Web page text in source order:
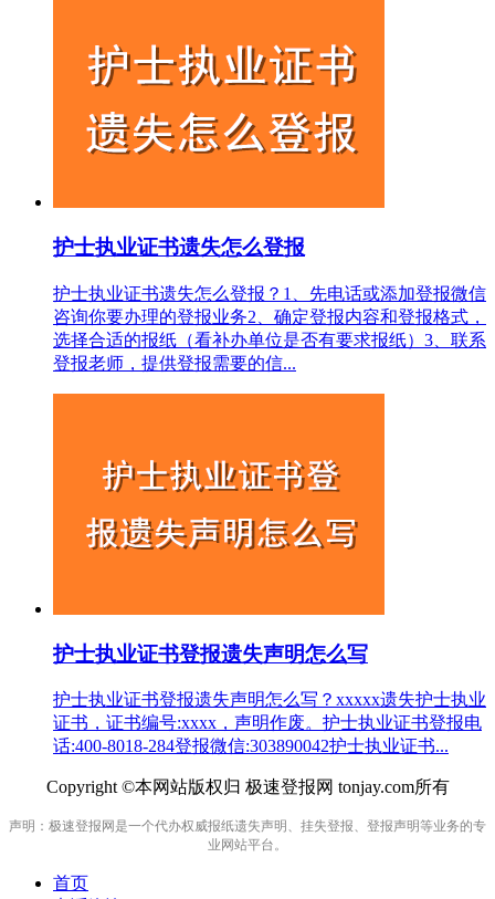
护士执业证书遗失怎么登报
护士执业证书遗失怎么登报？1、先电话或添加登报微信
咨询你要办理的登报业务2、确定登报内容和登报格式，
选择合适的报纸（看补办单位是否有要求报纸）3、联系
登报老师，提供登报需要的信...
护士执业证书登报遗失声明怎么写
护士执业证书登报遗失声明怎么写？xxxxx遗失护士执业
证书，证书编号:xxxx，声明作废。护士执业证书登报电
话:400-8018-284登报微信:303890042护士执业证书...
Copyright ©本网站版权归 极速登报网 tonjay.com所有
声明：极速登报网是一个代办权威报纸遗失声明、挂失登报、登报声明等业务的专
业网站平台。
首页